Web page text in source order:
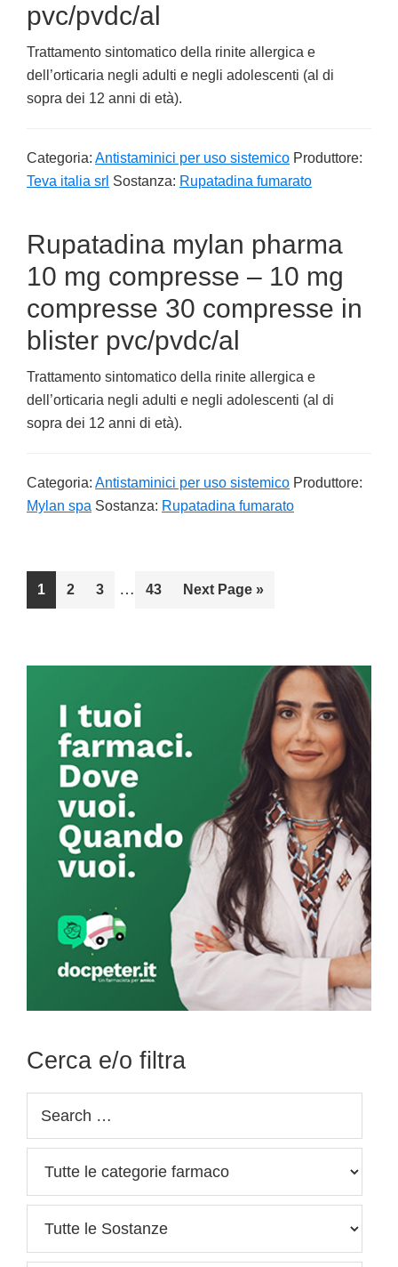
pvc/pvdc/al
Trattamento sintomatico della rinite allergica e
dell’orticaria negli adulti e negli adolescenti (al di
sopra dei 12 anni di età).
Categoria: Antistaminici per uso sistemico Produttore:
Teva italia srl Sostanza: Rupatadina fumarato
Rupatadina mylan pharma
10 mg compresse – 10 mg
compresse 30 compresse in
blister pvc/pvdc/al
Trattamento sintomatico della rinite allergica e
dell’orticaria negli adulti e negli adolescenti (al di
sopra dei 12 anni di età).
Categoria: Antistaminici per uso sistemico Produttore:
Mylan spa Sostanza: Rupatadina fumarato
Go
to
1
Go
2
Go
3
Interim
…
Go
43
Go
Next Page »
Sidebar
Cerca e/o filtra